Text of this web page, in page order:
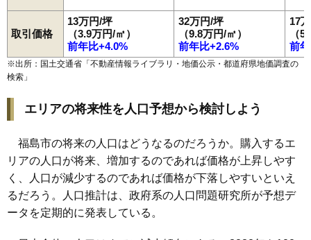
取引価格
13万円/坪
（3.9万円/㎡）
前年比+4.0%
32万円/坪
（9.8万円/㎡）
前年比+2.6%
17
（
前
※出所：国土交通省「不動産情報ライブラリ・地価公示・都道府県地価調査の
検索 」
エリアの将来性を人口予想から検討しよう
福島市の将来の人口はどうなるのだろうか。購入するエ
リアの人口が将来、増加するのであれば価格が上昇しやす
く、人口が減少するのであれば価格が下落しやすいといえ
るだろう。人口推計は、政府系の人口問題研究所が予想デ
ータを定期的に発表している。